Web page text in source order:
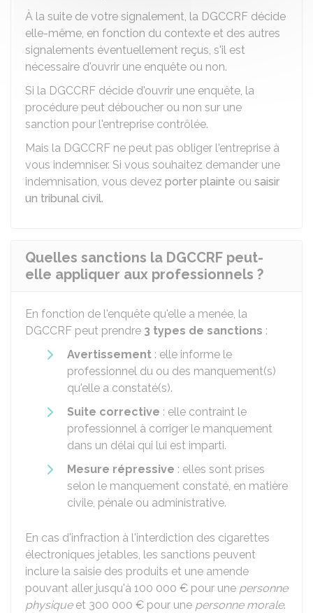
À la suite de votre signalement, la DGCCRF décide
elle-même, en fonction du contexte et des autres
signalements éventuellement reçus, s'il est
nécessaire d'ouvrir une enquête ou non.
Si la DGCCRF décide d'ouvrir une enquête, la
procédure peut déboucher ou non sur une
sanction pour l'entreprise contrôlée.
Mais la DGCCRF ne peut pas obliger l'entreprise à
vous indemniser. Si vous souhaitez demander une
indemnisation, vous devez porter plainte ou saisir
un tribunal civil.
Quelles sanctions la DGCCRF peut-
elle appliquer aux professionnels ?
En fonction de l'enquête qu'elle a menée, la
DGCCRF peut prendre 3 types de sanctions :
Avertissement : elle informe le
professionnel du ou des manquement(s)
qu'elle a constaté(s).
Suite corrective : elle contraint le
professionnel à corriger le manquement
dans un délai qui lui est imparti.
Mesure répressive : elles sont prises
selon le manquement constaté, en matière
civile, pénale ou administrative.
En cas d'infraction à l'interdiction des cigarettes
électroniques jetables, les sanctions peuvent
inclure la saisie des produits et une amende
pouvant aller jusqu'à 100 000 € pour une personne
physiqueet 300 000 € pour une personne morale.